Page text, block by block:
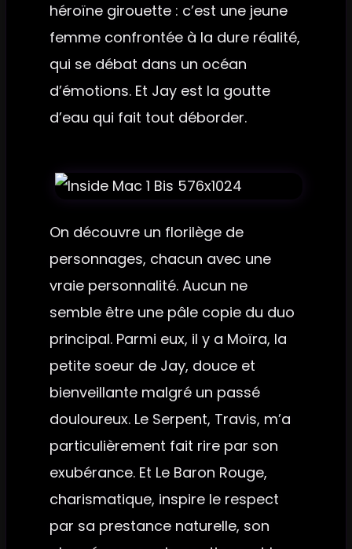
héroïne girouette : c’est une jeune
femme confrontée à la dure réalité,
qui se débat dans un océan
d’émotions. Et Jay est la goutte
d’eau qui fait tout déborder.
On découvre un florilège de
personnages, chacun avec une
vraie personnalité. Aucun ne
semble être une pâle copie du duo
principal. Parmi eux, il y a Moïra, la
petite soeur de Jay, douce et
bienveillante malgré un passé
douloureux. Le Serpent, Travis, m’a
particulièrement fait rire par son
exubérance. Et Le Baron Rouge,
charismatique, inspire le respect
par sa prestance naturelle, son